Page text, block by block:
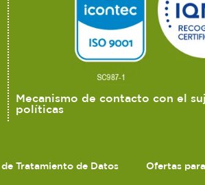
Mecanismo de contacto con el
políticas
Tratamiento de Datos
Ofertas